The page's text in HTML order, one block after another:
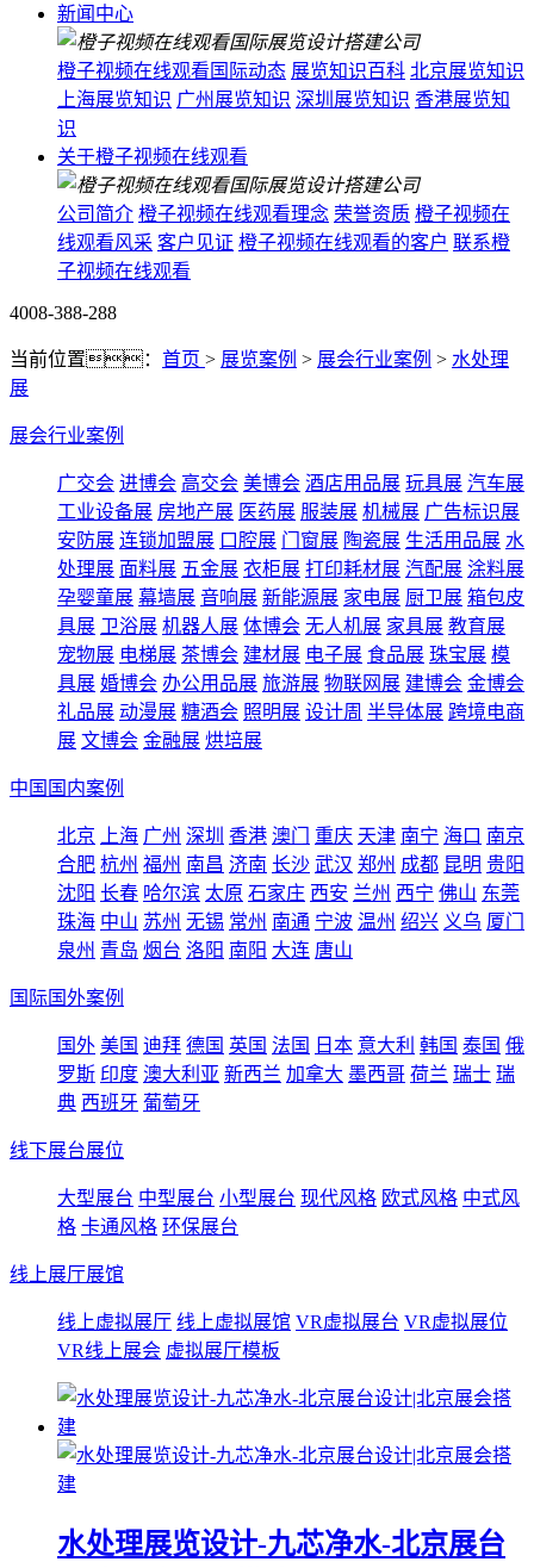
新闻中心
橙子视频在线观看国际动态 展览知识百科 北京展览知识
上海展览知识 广州展览知识 深圳展览知识 香港展览知
识
关于橙子视频在线观看
公司简介 橙子视频在线观看理念 荣誉资质 橙子视频在
线观看风采 客户见证 橙子视频在线观看的客户 联系橙
子视频在线观看
4008-388-288
当前位置： 首页 > 展览案例 > 展会行业案例 > 水处理
展
展会行业案例
广交会 进博会 高交会 美博会 酒店用品展 玩具展 汽车展
工业设备展 房地产展 医药展 服装展 机械展 广告标识展
安防展 连锁加盟展 口腔展 门窗展 陶瓷展 生活用品展 水
处理展 面料展 五金展 衣柜展 打印耗材展 汽配展 涂料展
孕婴童展 幕墙展 音响展 新能源展 家电展 厨卫展 箱包皮
具展 卫浴展 机器人展 体博会 无人机展 家具展 教育展
宠物展 电梯展 茶博会 建材展 电子展 食品展 珠宝展 模
具展 婚博会 办公用品展 旅游展 物联网展 建博会 金博会
礼品展 动漫展 糖酒会 照明展 设计周 半导体展 跨境电商
展 文博会 金融展 烘培展
中国国内案例
北京 上海 广州 深圳 香港 澳门 重庆 天津 南宁 海口 南京
合肥 杭州 福州 南昌 济南 长沙 武汉 郑州 成都 昆明 贵阳
沈阳 长春 哈尔滨 太原 石家庄 西安 兰州 西宁 佛山 东莞
珠海 中山 苏州 无锡 常州 南通 宁波 温州 绍兴 义乌 厦门
泉州 青岛 烟台 洛阳 南阳 大连 唐山
国际国外案例
国外 美国 迪拜 德国 英国 法国 日本 意大利 韩国 泰国 俄
罗斯 印度 澳大利亚 新西兰 加拿大 墨西哥 荷兰 瑞士 瑞
典 西班牙 葡萄牙
线下展台展位
大型展台 中型展台 小型展台 现代风格 欧式风格 中式风
格 卡通风格 环保展台
线上展厅展馆
线上虚拟展厅 线上虚拟展馆 VR虚拟展台 VR虚拟展位
VR线上展会 虚拟展厅模板
水处理展览设计-九芯净水-北京展台